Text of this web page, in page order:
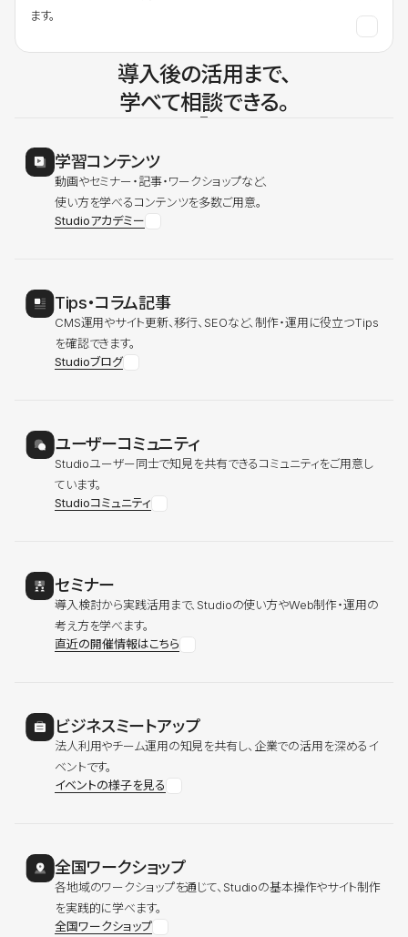
ます。
導入後の活用まで、
学べて相談できる。
学習コンテンツ
動画やセミナー・記事・ワークショップなど、
使い方を学べるコンテンツを多数ご用意。
Studioアカデミー
Tips・コラム記事
CMS運用やサイト更新、移行、SEOなど、制作・運用に役立つTips
を確認できます。
Studioブログ
ユーザーコミュニティ
Studioユーザー同士で知見を共有できるコミュニティをご用意し
ています。
Studioコミュニティ
セミナー
導入検討から実践活用まで、Studioの使い方やWeb制作・運用の
考え方を学べます。
直近の開催情報はこちら
ビジネスミートアップ
法人利用やチーム運用の知見を共有し、企業での活用を深めるイ
ベントです。
イベントの様子を見る
全国ワークショップ
各地域のワークショップを通じて、Studioの基本操作やサイト制作
を実践的に学べます。
全国ワークショップ